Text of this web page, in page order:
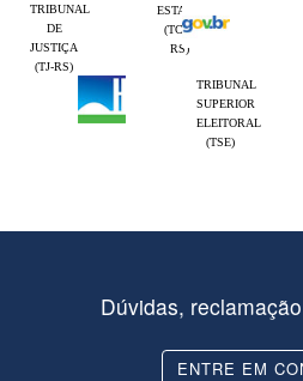
ESTADO
(TCE-
RS)
TRIBUNAL
DE
JUSTIÇA
(TJ-RS)
TRIBUNAL
SUPERIOR
ELEITORAL
(TSE)
Dúvidas,
ENTRE EM